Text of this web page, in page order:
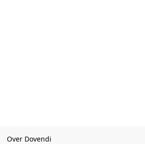
Over Dovendi